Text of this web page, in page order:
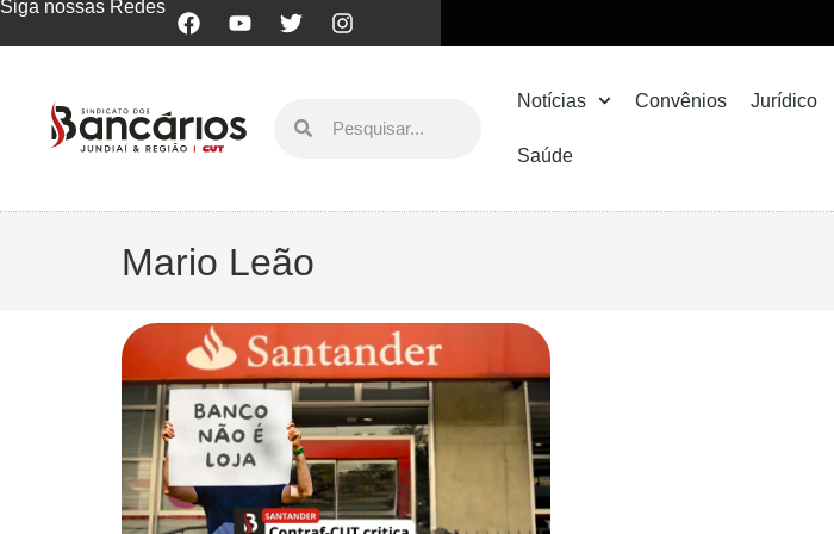
Siga nossas Redes
Notícias Convênios Jurídico
Saúde
Mario Leão